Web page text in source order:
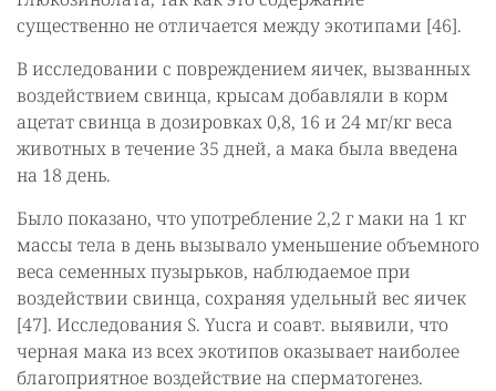
существенно не отличается между экотипами [46].
В исследовании с повреждением яичек, вызванных
воздействием свинца, крысам добавляли в корм
ацетат свинца в дозировках 0,8, 16 и 24 мг/кг веса
животных в течение 35 дней, а мака была введена
на 18 день.
Было показано, что употребление 2,2 г маки на 1 кг
массы тела в день вызывало уменьшение объемного
веса семенных пузырьков, наблюдаемое при
воздействии свинца, сохраняя удельный вес яичек
[47]. Исследования S. Yucra и соавт. выявили, что
черная мака из всех экотипов оказывает наиболее
благоприятное воздействие на сперматогенез.